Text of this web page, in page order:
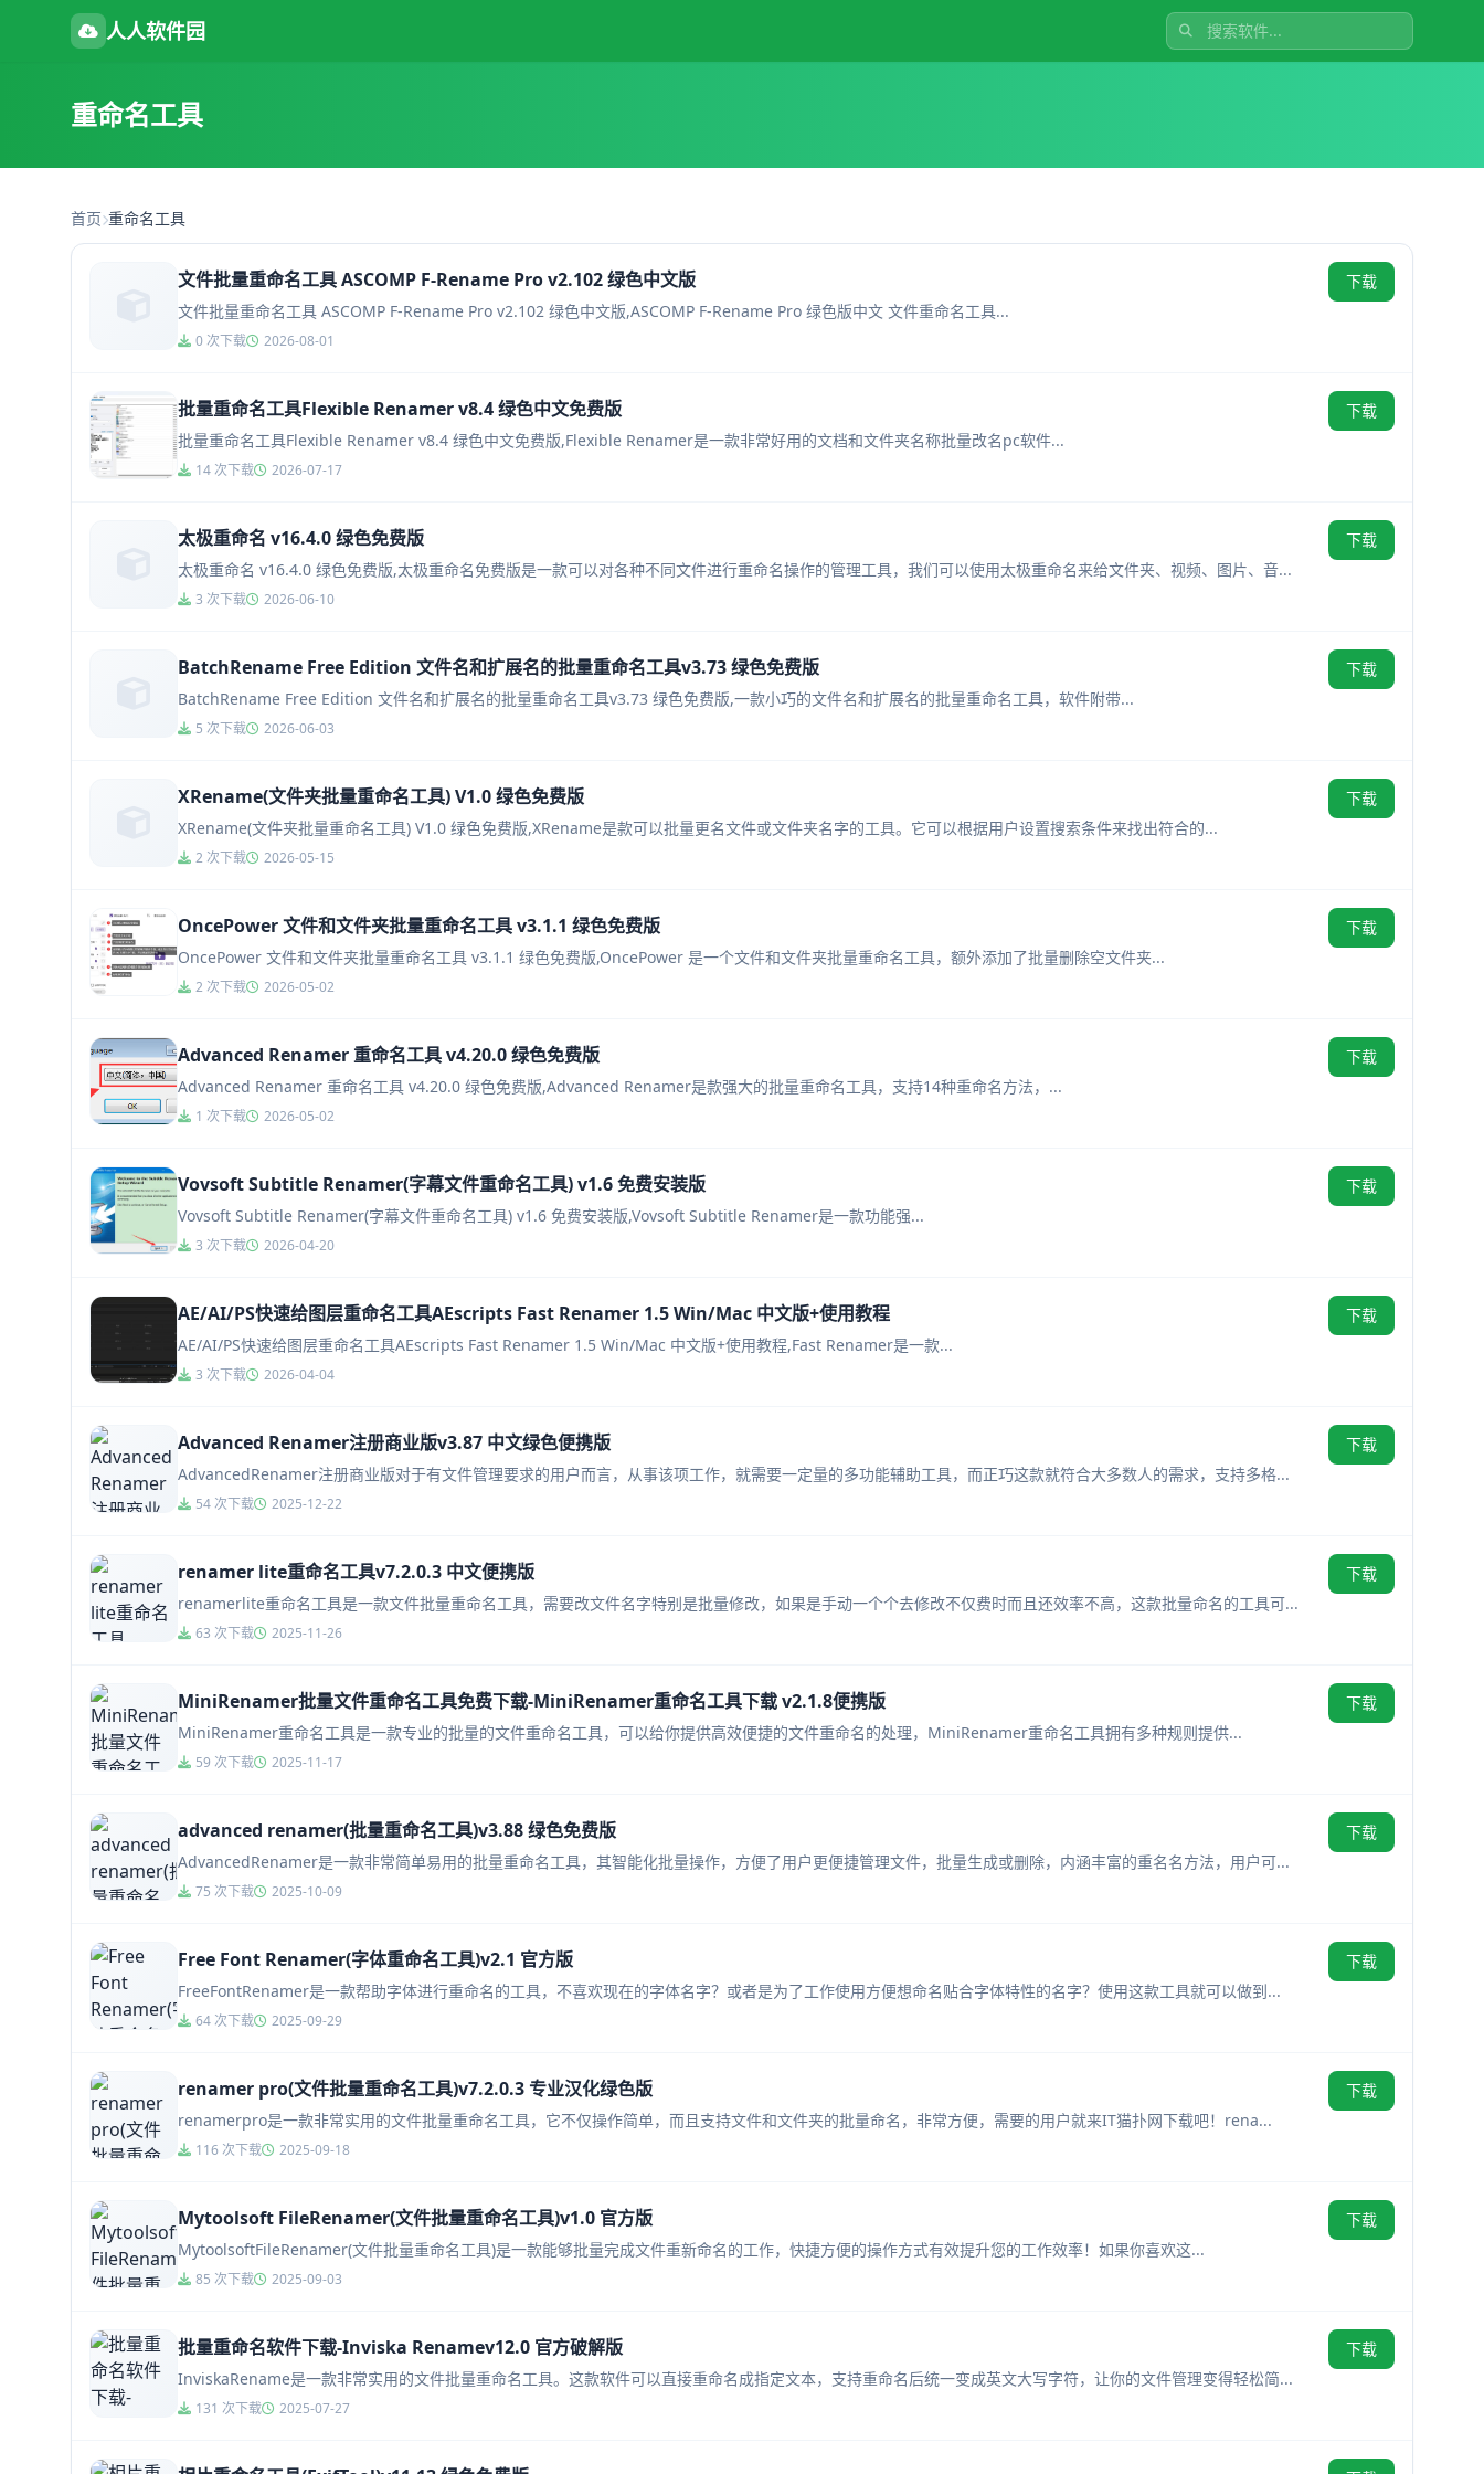
人人软件园
重命名工具
首页 重命名工具
文件批量重命名工具 ASCOMP F-Rename Pro v2.102 绿色中文版
文件批量重命名工具 ASCOMP F-Rename Pro v2.102 绿色中文版,ASCOMP F-Rename Pro 绿色版中文 文件重命名工具...
0 次下载 2026-08-01
下载
批量重命名工具Flexible Renamer v8.4 绿色中文免费版
批量重命名工具Flexible Renamer v8.4 绿色中文免费版,Flexible Renamer是一款非常好用的文档和文件夹名称批量改名pc软件...
14 次下载 2026-07-17
下载
太极重命名 v16.4.0 绿色免费版
太极重命名 v16.4.0 绿色免费版,太极重命名免费版是一款可以对各种不同文件进行重命名操作的管理工具，我们可以使用太极重命名来给文件夹、视频、图片、音...
3 次下载 2026-06-10
下载
BatchRename Free Edition 文件名和扩展名的批量重命名工具v3.73 绿色免费版
BatchRename Free Edition 文件名和扩展名的批量重命名工具v3.73 绿色免费版,一款小巧的文件名和扩展名的批量重命名工具，软件附带...
5 次下载 2026-06-03
下载
XRename(文件夹批量重命名工具) V1.0 绿色免费版
XRename(文件夹批量重命名工具) V1.0 绿色免费版,XRename是款可以批量更名文件或文件夹名字的工具。它可以根据用户设置搜索条件来找出符合的...
2 次下载 2026-05-15
下载
OncePower 文件和文件夹批量重命名工具 v3.1.1 绿色免费版
OncePower 文件和文件夹批量重命名工具 v3.1.1 绿色免费版,OncePower 是一个文件和文件夹批量重命名工具，额外添加了批量删除空文件夹...
2 次下载 2026-05-02
下载
Advanced Renamer 重命名工具 v4.20.0 绿色免费版
Advanced Renamer 重命名工具 v4.20.0 绿色免费版,Advanced Renamer是款强大的批量重命名工具，支持14种重命名方法，...
1 次下载 2026-05-02
下载
Vovsoft Subtitle Renamer(字幕文件重命名工具) v1.6 免费安装版
Vovsoft Subtitle Renamer(字幕文件重命名工具) v1.6 免费安装版,Vovsoft Subtitle Renamer是一款功能强...
3 次下载 2026-04-20
下载
AE/AI/PS快速给图层重命名工具AEscripts Fast Renamer 1.5 Win/Mac 中文版+使用教程
AE/AI/PS快速给图层重命名工具AEscripts Fast Renamer 1.5 Win/Mac 中文版+使用教程,Fast Renamer是一款...
3 次下载 2026-04-04
下载
Advanced Renamer注册商业版v3.87 中文绿色便携版
AdvancedRenamer注册商业版对于有文件管理要求的用户而言，从事该项工作，就需要一定量的多功能辅助工具，而正巧这款就符合大多数人的需求，支持多格...
54 次下载 2025-12-22
下载
renamer lite重命名工具v7.2.0.3 中文便携版
renamerlite重命名工具是一款文件批量重命名工具，需要改文件名字特别是批量修改，如果是手动一个个去修改不仅费时而且还效率不高，这款批量命名的工具可...
63 次下载 2025-11-26
下载
MiniRenamer批量文件重命名工具免费下载-MiniRenamer重命名工具下载 v2.1.8便携版
MiniRenamer重命名工具是一款专业的批量的文件重命名工具，可以给你提供高效便捷的文件重命名的处理，MiniRenamer重命名工具拥有多种规则提供...
59 次下载 2025-11-17
下载
advanced renamer(批量重命名工具)v3.88 绿色免费版
AdvancedRenamer是一款非常简单易用的批量重命名工具，其智能化批量操作，方便了用户更便捷管理文件，批量生成或删除，内涵丰富的重名名方法，用户可...
75 次下载 2025-10-09
下载
Free Font Renamer(字体重命名工具)v2.1 官方版
FreeFontRenamer是一款帮助字体进行重命名的工具，不喜欢现在的字体名字？或者是为了工作使用方便想命名贴合字体特性的名字？使用这款工具就可以做到...
64 次下载 2025-09-29
下载
renamer pro(文件批量重命名工具)v7.2.0.3 专业汉化绿色版
renamerpro是一款非常实用的文件批量重命名工具，它不仅操作简单，而且支持文件和文件夹的批量命名，非常方便，需要的用户就来IT猫扑网下载吧！rena...
116 次下载 2025-09-18
下载
Mytoolsoft FileRenamer(文件批量重命名工具)v1.0 官方版
MytoolsoftFileRenamer(文件批量重命名工具)是一款能够批量完成文件重新命名的工作，快捷方便的操作方式有效提升您的工作效率！如果你喜欢这...
85 次下载 2025-09-03
下载
批量重命名软件下载-Inviska Renamev12.0 官方破解版
InviskaRename是一款非常实用的文件批量重命名工具。这款软件可以直接重命名成指定文本，支持重命名后统一变成英文大写字符，让你的文件管理变得轻松简...
131 次下载 2025-07-27
下载